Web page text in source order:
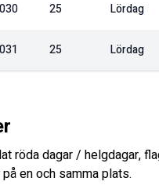
25 Lördag
25 Lördag
röda dagar / helgdagar,
en och samma plats.